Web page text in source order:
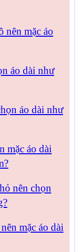
nên mặc áo
áo dài như
áo dài như
mặc áo dài
nên chọn
mặc áo dài